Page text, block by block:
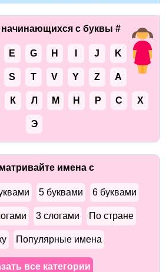
начинающихся с буквы #
E G H J K
S T V Y Z А
К Л М Н Р С Х
Э
имена с
5 буквами 6 буквами
3 слогами По стране
Популярные имена
все категории